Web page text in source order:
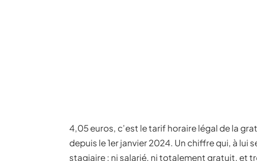
4,05 euros, c’est le tarif horaire légal de la
depuis le 1er janvier 2024. Un chiffre qui, à lui
stagiaire : ni salarié, ni totalement gratuit, et